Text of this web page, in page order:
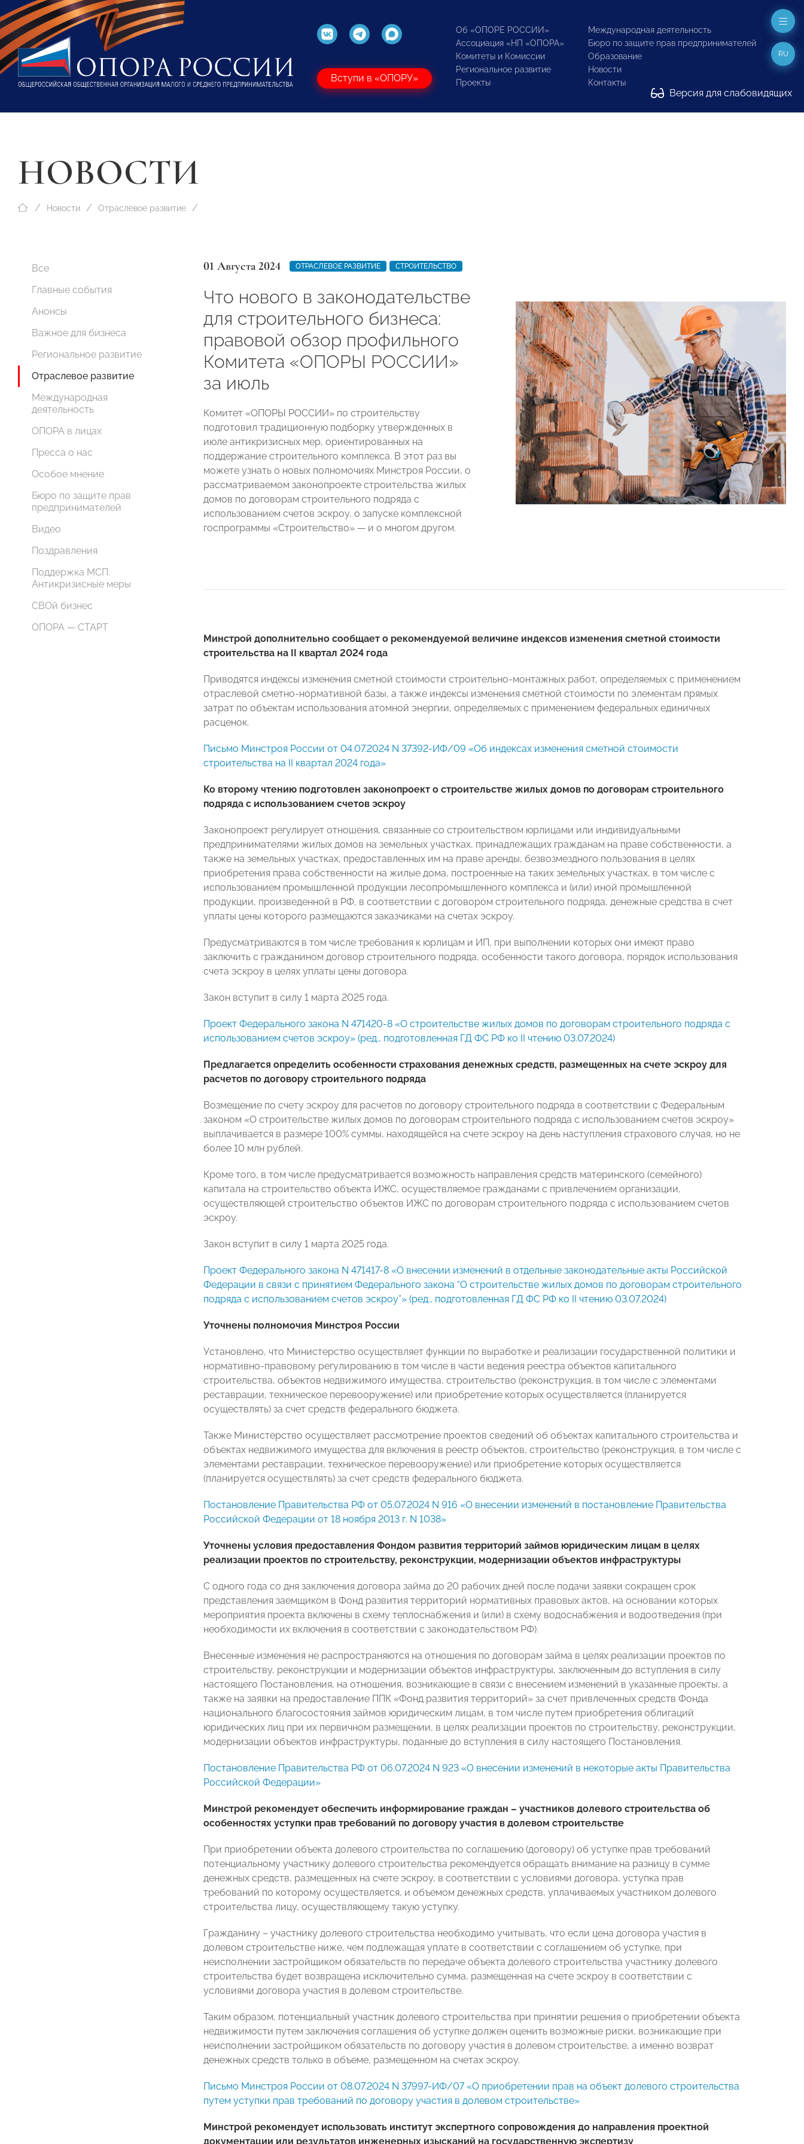
Вступи в «ОПОРУ»
Об «ОПОРЕ РОССИИ»
Ассоциация «НП «ОПОРА»
Комитеты и Комиссии
Региональное развитие
Проекты
Международная деятельность
Бюро по защите прав предпринимателей
Образование
Новости
Контакты
Версия для слабовидящих
RU
НОВОСТИ
Новости Отраслевое развитие
Все
Главные события
Анонсы
Важное для бизнеса
Региональное развитие
Отраслевое развитие
Международная
деятельность
ОПОРА в лицах
Пресса о нас
Особое мнение
Бюро по защите прав
предпринимателей
Видео
Поздравления
Поддержка МСП.
Антикризисные меры
СВОй бизнес
ОПОРА — СТАРТ
01 Августа 2024 ОТРАСЛЕВОЕ РАЗВИТИЕ СТРОИТЕЛЬСТВО
Что нового в законодательстве
для строительного бизнеса:
правовой обзор профильного
Комитета «ОПОРЫ РОССИИ»
за июль
Комитет «ОПОРЫ РОССИИ» по строительству
подготовил традиционную подборку утвержденных в
июле антикризисных мер, ориентированных на
поддержание строительного комплекса. В этот раз вы
можете узнать о новых полномочиях Минстроя России, о
рассматриваемом законопроекте строительства жилых
домов по договорам строительного подряда с
использованием счетов эскроу, о запуске комплексной
госпрограммы «Строительство» — и о многом другом.
Минстрой дополнительно сообщает о рекомендуемой величине индексов изменения сметной стоимости
строительства на II квартал 2024 года
Приводятся индексы изменения сметной стоимости строительно-монтажных работ, определяемых с применением
отраслевой сметно-нормативной базы, а также индексы изменения сметной стоимости по элементам прямых
затрат по объектам использования атомной энергии, определяемых с применением федеральных единичных
расценок.
Письмо Минстроя России от 04.07.2024 N 37392-ИФ/09 «Об индексах изменения сметной стоимости
строительства на II квартал 2024 года»
Ко второму чтению подготовлен законопроект о строительстве жилых домов по договорам строительного
подряда с использованием счетов эскроу
Законопроект регулирует отношения, связанные со строительством юрлицами или индивидуальными
предпринимателями жилых домов на земельных участках, принадлежащих гражданам на праве собственности, а
также на земельных участках, предоставленных им на праве аренды, безвозмездного пользования в целях
приобретения права собственности на жилые дома, построенные на таких земельных участках, в том числе с
использованием промышленной продукции лесопромышленного комплекса и (или) иной промышленной
продукции, произведенной в РФ, в соответствии с договором строительного подряда, денежные средства в счет
уплаты цены которого размещаются заказчиками на счетах эскроу.
Предусматриваются в том числе требования к юрлицам и ИП, при выполнении которых они имеют право
заключить с гражданином договор строительного подряда, особенности такого договора, порядок использования
счета эскроу в целях уплаты цены договора.
Закон вступит в силу 1 марта 2025 года.
Проект Федерального закона N 471420-8 «О строительстве жилых домов по договорам строительного подряда с
использованием счетов эскроу» (ред., подготовленная ГД ФС РФ ко II чтению 03.07.2024)
Предлагается определить особенности страхования денежных средств, размещенных на счете эскроу для
расчетов по договору строительного подряда
Возмещение по счету эскроу для расчетов по договору строительного подряда в соответствии с Федеральным
законом «О строительстве жилых домов по договорам строительного подряда с использованием счетов эскроу»
выплачивается в размере 100% суммы, находящейся на счете эскроу на день наступления страхового случая, но не
более 10 млн рублей.
Кроме того, в том числе предусматривается возможность направления средств материнского (семейного)
капитала на строительство объекта ИЖС, осуществляемое гражданами с привлечением организации,
осуществляющей строительство объектов ИЖС по договорам строительного подряда с использованием счетов
эскроу.
Закон вступит в силу 1 марта 2025 года.
Проект Федерального закона N 471417-8 «О внесении изменений в отдельные законодательные акты Российской
Федерации в связи с принятием Федерального закона “О строительстве жилых домов по договорам строительного
подряда с использованием счетов эскроу”» (ред., подготовленная ГД ФС РФ ко II чтению 03.07.2024)
Уточнены полномочия Минстроя России
Установлено, что Министерство осуществляет функции по выработке и реализации государственной политики и
нормативно-правовому регулированию в том числе в части ведения реестра объектов капитального
строительства, объектов недвижимого имущества, строительство (реконструкция, в том числе с элементами
реставрации, техническое перевооружение) или приобретение которых осуществляется (планируется
осуществлять) за счет средств федерального бюджета.
Также Министерство осуществляет рассмотрение проектов сведений об объектах капитального строительства и
объектах недвижимого имущества для включения в реестр объектов, строительство (реконструкция, в том числе с
элементами реставрации, техническое перевооружение) или приобретение которых осуществляется
(планируется осуществлять) за счет средств федерального бюджета.
Постановление Правительства РФ от 05.07.2024 N 916 «О внесении изменений в постановление Правительства
Российской Федерации от 18 ноября 2013 г. N 1038»
Уточнены условия предоставления Фондом развития территорий займов юридическим лицам в целях
реализации проектов по строительству, реконструкции, модернизации объектов инфраструктуры
С одного года со дня заключения договора займа до 20 рабочих дней после подачи заявки сокращен срок
представления заемщиком в Фонд развития территорий нормативных правовых актов, на основании которых
мероприятия проекта включены в схему теплоснабжения и (или) в схему водоснабжения и водоотведения (при
необходимости их включения в соответствии с законодательством РФ).
Внесенные изменения не распространяются на отношения по договорам займа в целях реализации проектов по
строительству, реконструкции и модернизации объектов инфраструктуры, заключенным до вступления в силу
настоящего Постановления, на отношения, возникающие в связи с внесением изменений в указанные проекты, а
также на заявки на предоставление ППК «Фонд развития территорий» за счет привлеченных средств Фонда
национального благосостояния займов юридическим лицам, в том числе путем приобретения облигаций
юридических лиц при их первичном размещении, в целях реализации проектов по строительству, реконструкции,
модернизации объектов инфраструктуры, поданные до вступления в силу настоящего Постановления.
Постановление Правительства РФ от 06.07.2024 N 923 «О внесении изменений в некоторые акты Правительства
Российской Федерации»
Минстрой рекомендует обеспечить информирование граждан – участников долевого строительства об
особенностях уступки прав требований по договору участия в долевом строительстве
При приобретении объекта долевого строительства по соглашению (договору) об уступке прав требований
потенциальному участнику долевого строительства рекомендуется обращать внимание на разницу в сумме
денежных средств, размещенных на счете эскроу, в соответствии с условиями договора, уступка прав
требований по которому осуществляется, и объемом денежных средств, уплачиваемых участником долевого
строительства лицу, осуществляющему такую уступку.
Гражданину – участнику долевого строительства необходимо учитывать, что если цена договора участия в
долевом строительстве ниже, чем подлежащая уплате в соответствии с соглашением об уступке, при
неисполнении застройщиком обязательств по передаче объекта долевого строительства участнику долевого
строительства будет возвращена исключительно сумма, размещенная на счете эскроу в соответствии с
условиями договора участия в долевом строительстве.
Таким образом, потенциальный участник долевого строительства при принятии решения о приобретении объекта
недвижимости путем заключения соглашения об уступке должен оценить возможные риски, возникающие при
неисполнении застройщиком обязательств по договору участия в долевом строительстве, а именно возврат
денежных средств только в объеме, размещенном на счетах эскроу.
Письмо Минстроя России от 08.07.2024 N 37997-ИФ/07 «О приобретении прав на объект долевого строительства
путем уступки прав требований по договору участия в долевом строительстве»
Минстрой рекомендует использовать институт экспертного сопровождения до направления проектной
документации или результатов инженерных изысканий на государственную экспертизу